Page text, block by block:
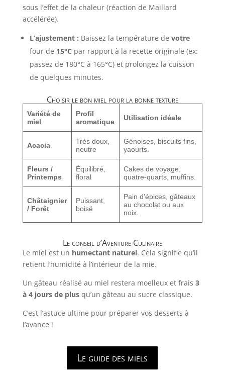
sous l’effet de la chaleur (réaction de Maillard
accélérée).
L’ajustement : Baissez la température de votre
four de 15°C par rapport à la recette originale (ex:
passez de 180°C à 165°C) et prolongez la cuisson
de quelques minutes.
Choisir le bon miel pour la bonne texture
Variété de
miel
Profil
aromatique
Utilisation idéale
Acacia
Très doux,
neutre
Génoises, biscuits fins,
yaourts.
Fleurs /
Printemps
Équilibré,
floral
Cakes de voyage,
quatre-quarts, muffins.
Châtaignier
/ Forêt
Puissant,
boisé
Pain d’épices, gâteaux
au chocolat ou aux
noix.
Le conseil d’Aventure Culinaire
Le miel est un humectant naturel. Cela signifie qu’il
retient l’humidité à l’intérieur de la mie.
Un gâteau réalisé au miel restera moelleux et frais 3
à 4 jours de plusqu’un gâteau au sucre classique.
C’est l’astuce ultime pour préparer vos desserts à
l’avance !
Le guide des miels